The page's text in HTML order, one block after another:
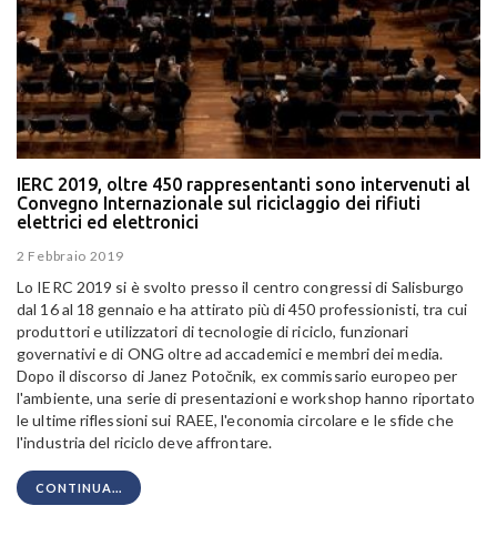
IERC 2019, oltre 450 rappresentanti sono intervenuti al
Convegno Internazionale sul riciclaggio dei rifiuti
elettrici ed elettronici
2 Febbraio 2019
Lo IERC 2019 si è svolto presso il centro congressi di Salisburgo
dal 16 al 18 gennaio e ha attirato più di 450 professionisti, tra cui
produttori e utilizzatori di tecnologie di riciclo, funzionari
governativi e di ONG oltre ad accademici e membri dei media.
Dopo il discorso di Janez Potočnik, ex commissario europeo per
l'ambiente, una serie di presentazioni e workshop hanno riportato
le ultime riflessioni sui RAEE, l'economia circolare e le sfide che
l'industria del riciclo deve affrontare.
CONTINUA...